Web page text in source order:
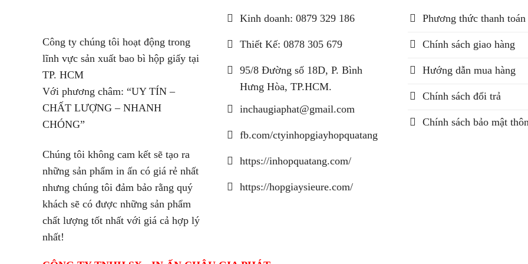
Công ty chúng tôi hoạt động trong
lĩnh vực sản xuất bao bì hộp giấy tại
TP. HCM
Với phương châm: “UY TÍN –
CHẤT LƯỢNG – NHANH
CHÓNG”
Chúng tôi không cam kết sẽ tạo ra
những sản phẩm in ấn có giá rẻ nhất
nhưng chúng tôi đảm bảo rằng quý
khách sẽ có được những sản phẩm
chất lượng tốt nhất với giá cả hợp lý
nhất!
Kinh doanh: 0879 329 186
Thiết Kế: 0878 305 679
95/8 Đường số 18D, P. Bình
Hưng Hòa, TP.HCM.
inchaugiaphat@gmail.com
fb.com/ctyinhopgiayhopquatang
https://inhopquatang.com/
https://hopgiaysieure.com/
Phương thức thanh toán
Chính sách giao hàng
Hướng dẫn mua hàng
Chính sách đổi trả
Chính sách bảo mật